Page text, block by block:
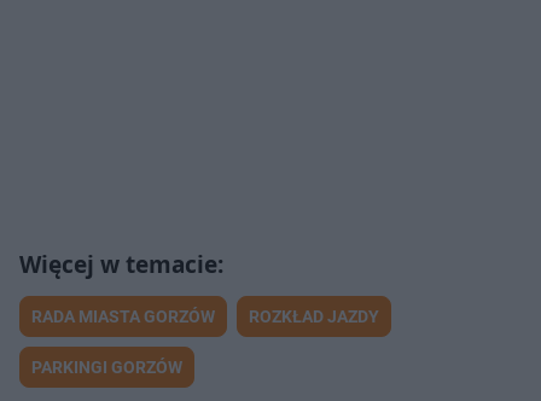
RADA MIASTA GORZÓW ROZKŁAD JAZDY
PARKINGI GORZÓW